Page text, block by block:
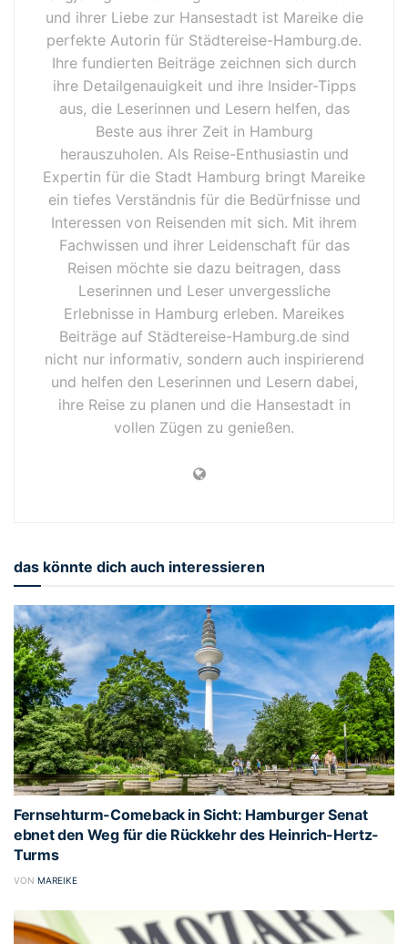
und ihrer Liebe zur Hansestadt ist Mareike die
perfekte Autorin für Städtereise-Hamburg.de.
Ihre fundierten Beiträge zeichnen sich durch
ihre Detailgenauigkeit und ihre Insider-Tipps
aus, die Leserinnen und Lesern helfen, das
Beste aus ihrer Zeit in Hamburg
herauszuholen. Als Reise-Enthusiastin und
Expertin für die Stadt Hamburg bringt Mareike
ein tiefes Verständnis für die Bedürfnisse und
Interessen von Reisenden mit sich. Mit ihrem
Fachwissen und ihrer Leidenschaft für das
Reisen möchte sie dazu beitragen, dass
Leserinnen und Leser unvergessliche
Erlebnisse in Hamburg erleben. Mareikes
Beiträge auf Städtereise-Hamburg.de sind
nicht nur informativ, sondern auch inspirierend
und helfen den Leserinnen und Lesern dabei,
ihre Reise zu planen und die Hansestadt in
vollen Zügen zu genießen.
das könnte dich auch interessieren
Fernsehturm-Comeback in Sicht: Hamburger Senat
ebnet den Weg für die Rückkehr des Heinrich-Hertz-
Turms
VON MAREIKE